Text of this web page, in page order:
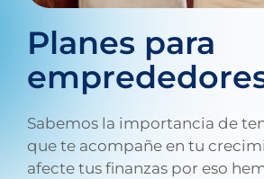
Planes para
Sabemos la importancia de
que te acompañe en tu
afecte tus finanzas por eso